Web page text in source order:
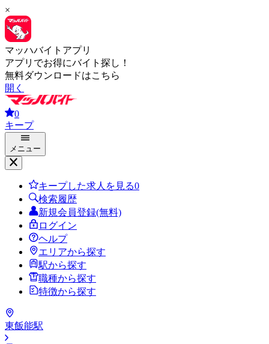
×
マッハバイトアプリ
アプリでお得にバイト探し！
無料ダウンロードはこちら
開く
0
キープ
メニュー
キープした求人を見る0
検索履歴
新規会員登録(無料)
ログイン
ヘルプ
エリアから探す
駅から探す
職種から探す
特徴から探す
東飯能駅